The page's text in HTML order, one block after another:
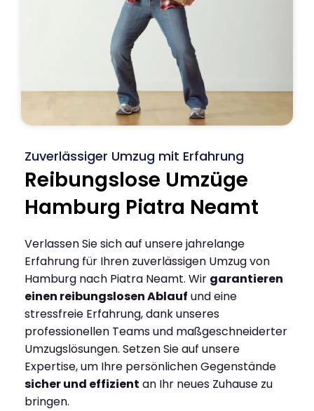
Zuverlässiger Umzug mit Erfahrung
Reibungslose Umzüge
Hamburg Piatra Neamt
Verlassen Sie sich auf unsere jahrelange
Erfahrung für Ihren zuverlässigen Umzug von
Hamburg nach Piatra Neamt. Wir garantieren
einen reibungslosen Ablauf und eine
stressfreie Erfahrung, dank unseres
professionellen Teams und maßgeschneiderter
Umzugslösungen. Setzen Sie auf unsere
Expertise, um Ihre persönlichen Gegenstände
sicher und effizient an Ihr neues Zuhause zu
bringen.